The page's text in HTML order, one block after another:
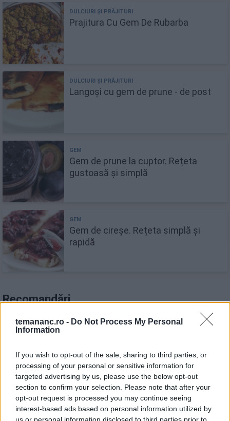
temananc.ro - Do Not Process My Personal
Information
If you wish to opt-out of the sale, sharing to third parties, or
processing of your personal or sensitive information for
targeted advertising by us, please use the below opt-out
section to confirm your selection. Please note that after your
opt-out request is processed you may continue seeing
interest-based ads based on personal information utilized by
us or personal information disclosed to third parties prior to
Prajitura Cu Gem De Rubarba
Langoși cu gem de prune - de post
Gem de prune la cuptor. Rețeta
gustoasă și simplă
Gem de cireșe. Rețeta simplă și
rapidă
Recomandări
1 Dovlecei umpluți cu soia
2 Salată grecească cu sardine și năut
Prăjitură cu marțipan, mascarpone și